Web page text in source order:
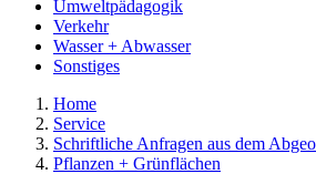
Umweltpädagogik
Verkehr
Wasser + Abwasser
Sonstiges
Home
Service
Schriftliche Anfragen aus dem
Pflanzen + Grünflächen